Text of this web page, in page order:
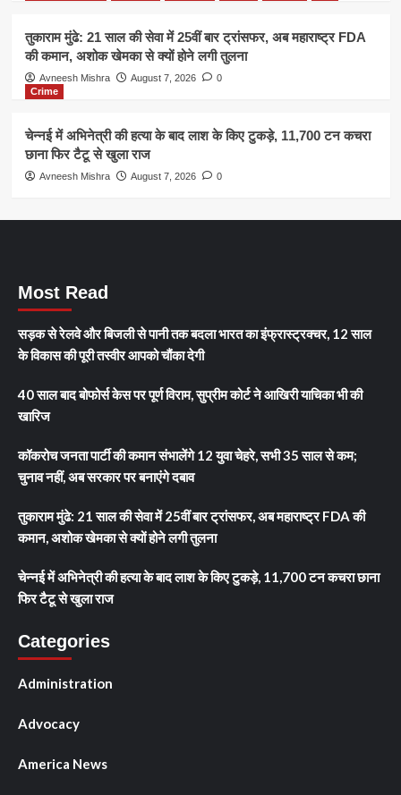
तुकाराम मुंढे: 21 साल की सेवा में 25वीं बार ट्रांसफर, अब महाराष्ट्र FDA
की कमान, अशोक खेमका से क्यों होने लगी तुलना
Avneesh Mishra August 7, 2026
0
Crime
चेन्नई में अभिनेत्री की हत्या के बाद लाश के किए टुकड़े, 11,700 टन कचरा
छाना फिर टैटू से खुला राज
Avneesh Mishra August 7, 2026 0
Most Read
सड़क से रेलवे और बिजली से पानी तक बदला भारत का इंफ्रास्ट्रक्चर, 12 साल
के विकास की पूरी तस्वीर आपको चौंका देगी
40 साल बाद बोफोर्स केस पर पूर्ण विराम, सुप्रीम कोर्ट ने आखिरी याचिका भी की
खारिज
कॉकरोच जनता पार्टी की कमान संभालेंगे 12 युवा चेहरे, सभी 35 साल से कम;
चुनाव नहीं, अब सरकार पर बनाएंगे दबाव
तुकाराम मुंढे: 21 साल की सेवा में 25वीं बार ट्रांसफर, अब महाराष्ट्र FDA की
कमान, अशोक खेमका से क्यों होने लगी तुलना
चेन्नई में अभिनेत्री की हत्या के बाद लाश के किए टुकड़े, 11,700 टन कचरा छाना
फिर टैटू से खुला राज
Categories
Administration
Advocacy
America News